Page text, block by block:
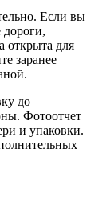
Если вы
дороги,
открыта для
заранее
до
Фотоотчет
и упаковки.